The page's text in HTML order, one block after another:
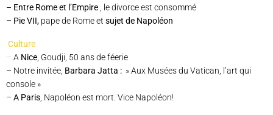
– Entre Rome et l’Empire , le divorce est consommé
– Pie VII, pape de Rome et sujet de Napoléon
Culture
– A Nice, Goudji, 50 ans de féerie
– Notre invitée, Barbara Jatta : » Aux Musées du Vatican, l’art qui
console »
– A Paris, Napoléon est mort. Vice Napoléon!